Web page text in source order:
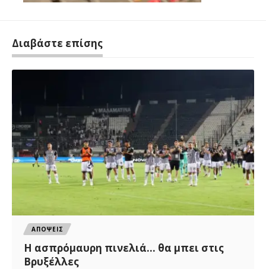
Διαβάστε επίσης
ΑΠΟΨΕΙΣ
Η ασπρόμαυρη πινελιά… θα μπει στις
Βρυξέλλες